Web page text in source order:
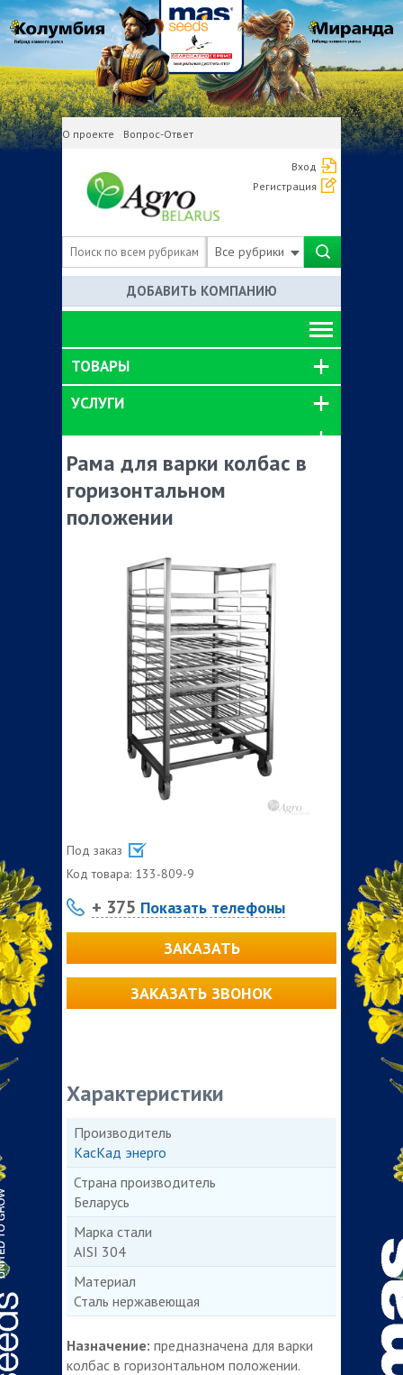
О проекте Вопрос-Ответ
Вход
Регистрация
Все рубрики
ДОБАВИТЬ КОМПАНИЮ
ТОВАРЫ
УСЛУГИ
Рама для варки колбас в
горизонтальном
положении
Под заказ
Код товара: 133-809-9
+ 375 Показать телефоны
ЗАКАЗАТЬ
ЗАКАЗАТЬ ЗВОНОК
Характеристики
Производитель
КасКад энерго
Страна производитель
Беларусь
Марка стали
AISI 304
Материал
Сталь нержавеющая
Назначение: предназначена для варки
колбас в горизонтальном положении.